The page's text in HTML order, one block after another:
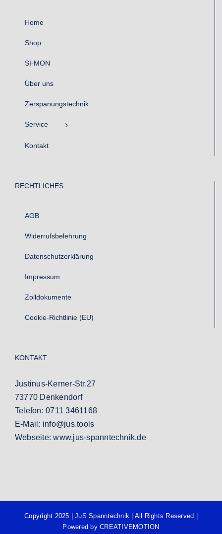
Home
Shop
SI-MON
Über uns
Zerspanungstechnik
Service
Kontakt
RECHTLICHES
AGB
Widerrufsbelehrung
Datenschutzerklärung
Impressum
Zolldokumente
Cookie-Richtlinie (EU)
KONTAKT
Justinus-Kerner-Str.27
73770 Denkendorf
Telefon:0711 3461168
E-Mail: info@jus.tools
Webseite:www.jus-spanntechnik.de
Copyright 2025 |JuS Spanntechnik | All Rights Reserved |
Powered byCREATIVEMOTION